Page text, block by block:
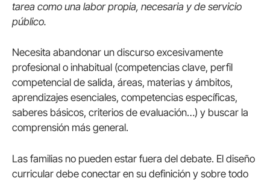
tarea como una labor propia, necesaria y de servicio
público.
Necesita abandonar un discurso excesivamente
profesional o inhabitual (competencias clave, perfil
competencial de salida, áreas, materias y ámbitos,
aprendizajes esenciales, competencias específicas,
saberes básicos, criterios de evaluación…) y buscar la
comprensión más general.
Las familias no pueden estar fuera del debate. El diseño
curricular debe conectar en su definición y sobre todo